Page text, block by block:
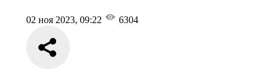
02 ноя 2023, 09:22 6304